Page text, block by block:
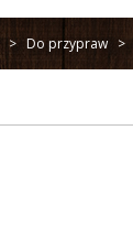
> Do przypraw >